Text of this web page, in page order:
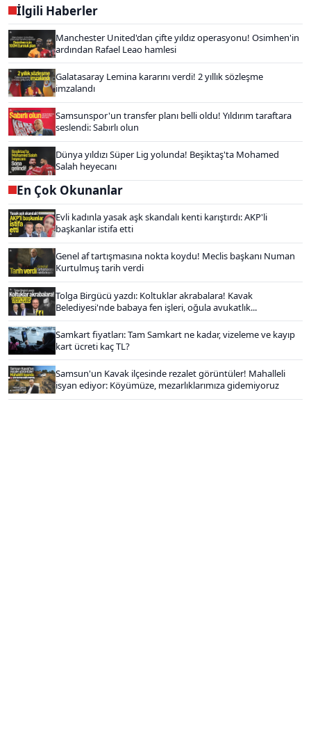
İlgili Haberler
Manchester United'dan çifte yıldız operasyonu! Osimhen'in
ardından Rafael Leao hamlesi
Galatasaray Lemina kararını verdi! 2 yıllık sözleşme
imzalandı
Samsunspor'un transfer planı belli oldu! Yıldırım taraftara
seslendi: Sabırlı olun
Dünya yıldızı Süper Lig yolunda! Beşiktaş'ta Mohamed
Salah heyecanı
En Çok Okunanlar
Evli kadınla yasak aşk skandalı kenti karıştırdı: AKP'li
başkanlar istifa etti
Genel af tartışmasına nokta koydu! Meclis başkanı Numan
Kurtulmuş tarih verdi
Tolga Birgücü yazdı: Koltuklar akrabalara! Kavak
Belediyesi'nde babaya fen işleri, oğula avukatlık...
Samkart fiyatları: Tam Samkart ne kadar, vizeleme ve kayıp
kart ücreti kaç TL?
Samsun'un Kavak ilçesinde rezalet görüntüler! Mahalleli
isyan ediyor: Köyümüze, mezarlıklarımıza gidemiyoruz